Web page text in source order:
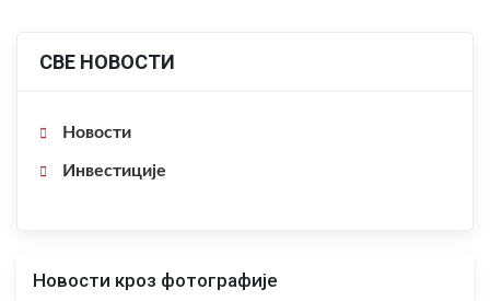
СВЕ НОВОСТИ
Новости
Инвестиције
Новости кроз фотографије